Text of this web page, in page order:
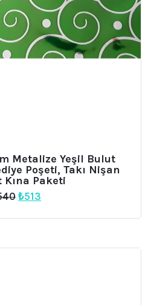
Metalize Yeşil Bulut
Poşeti, Takı Nişan
Kına Paketi
Orijinal
₺540.
₺513
fiyat: